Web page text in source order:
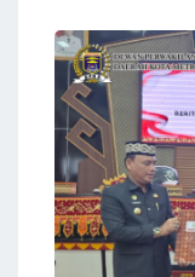
DAN
Humas DPRD
Komisi II
Dengar
pada hari Senin
Rapat Den